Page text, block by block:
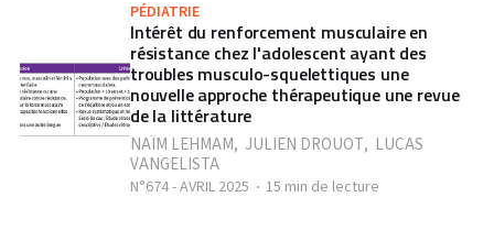
PÉDIATRIE
Intérêt du renforcement musculaire en
résistance chez l'adolescent ayant des
troubles musculo-squelettiques une
nouvelle approche thérapeutique une revue
de la littérature
NAÏM LEHMAM, JULIEN DROUOT, LUCAS
VANGELISTA
N°674 - AVRIL 2025 15 min de lecture